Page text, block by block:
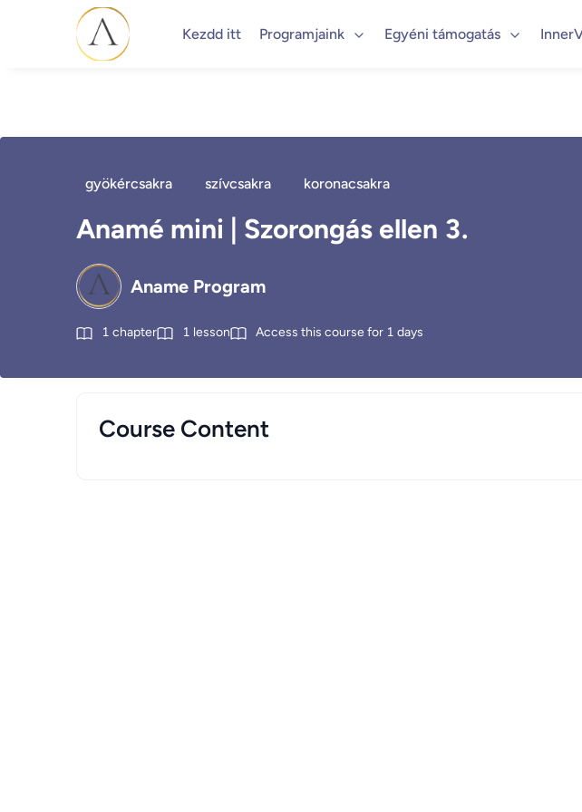
Kezdd itt Programjaink Egyéni támogatás
gyökércsakra szívcsakra koronacsakra
Anamé mini | Szorongás ellen 3.
Aname Program
1 chapter 1 lesson Access this course for 1 days
Course Content